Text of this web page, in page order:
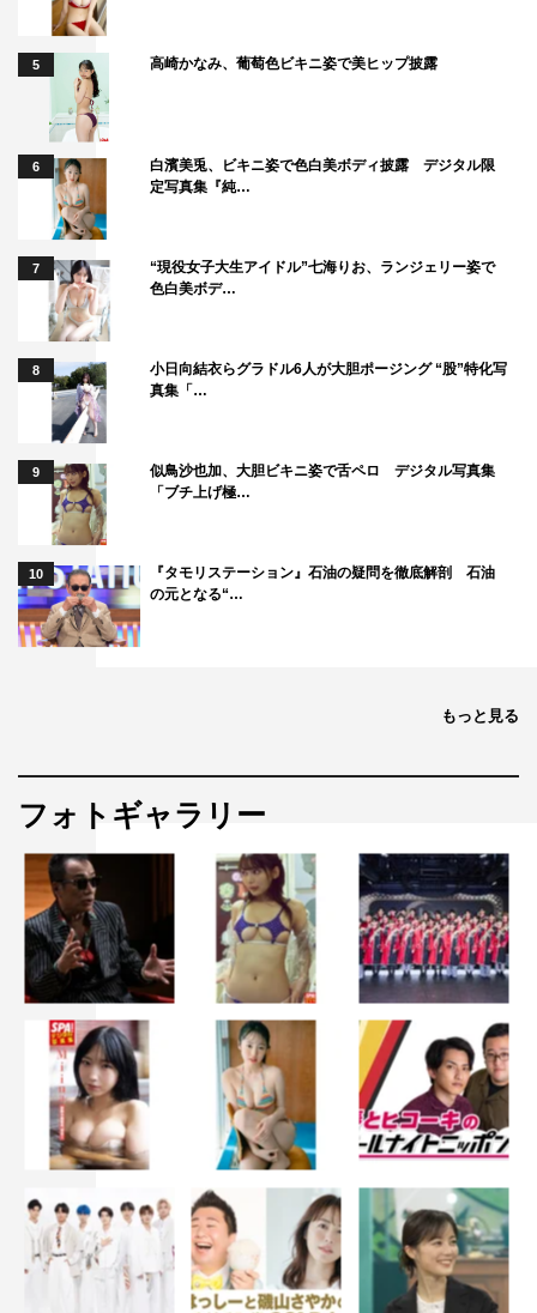
5 高崎かなみ、葡萄色ビキニ姿で美ヒップ披露
6
白濱美兎、ビキニ姿で色白美ボディ披露 デジタル限
定写真集『純…
7
“現役女子大生アイドル”七海りお、ランジェリー姿で
色白美ボデ…
8
小日向結衣らグラドル6人が大胆ポージング “股”特化写
真集「…
9
似鳥沙也加、大胆ビキニ姿で舌ペロ デジタル写真集
「ブチ上げ極…
10
『タモリステーション』石油の疑問を徹底解剖 石油
の元となる“…
もっと見る
フォトギャラリー